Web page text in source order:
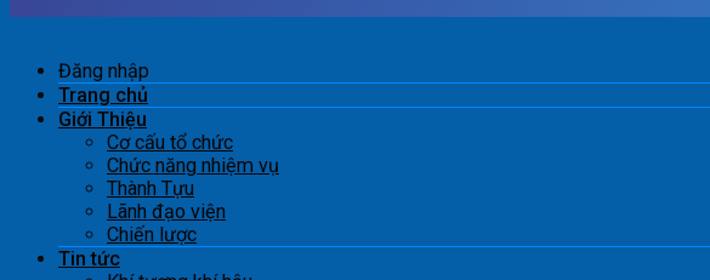
Đăng nhập
Trang chủ
Giới Thiệu
Cơ cấu tổ chức
Chức năng nhiệm vụ
Thành Tựu
Lãnh đạo viện
Chiến lược
Tin tức